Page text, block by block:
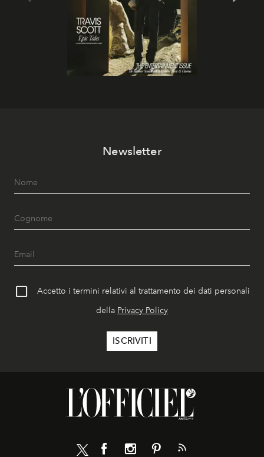
Newsletter
Accetto i termini relativi al trattamento dei dati personali
della Privacy Policy